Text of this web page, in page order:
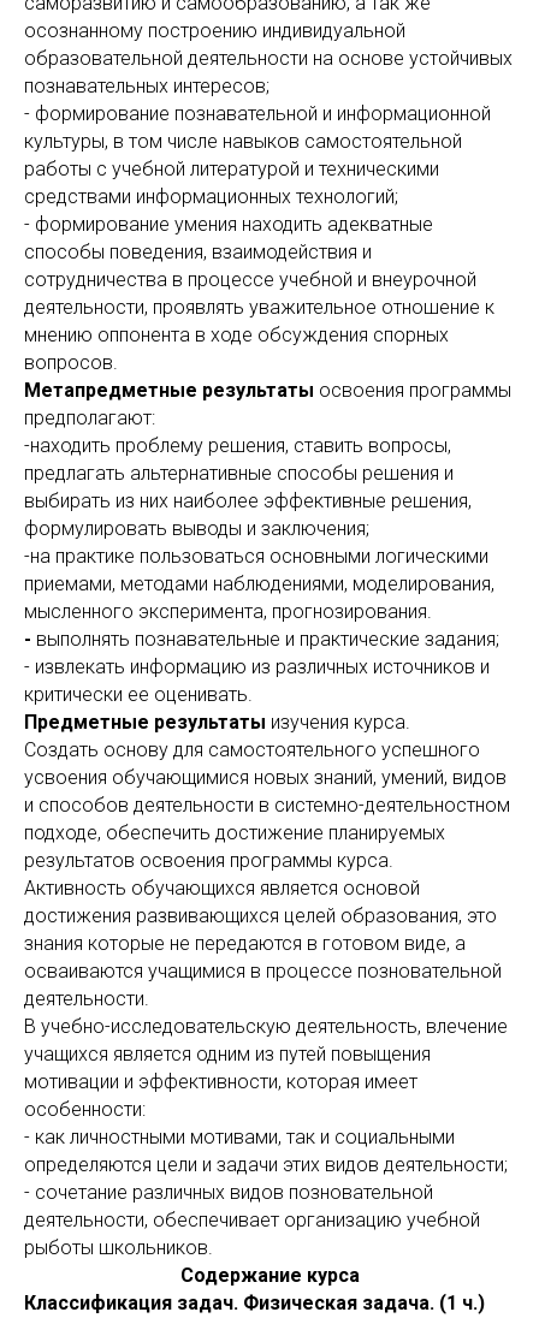
осознанному построению индивидуальной
образовательной деятельности на основе устойчивых
познавательных интересов;
- формирование познавательной и информационной
культуры, в том числе навыков самостоятельной
работы с учебной литературой и техническими
средствами информационных технологий;
- формирование умения находить адекватные
способы поведения, взаимодействия и
сотрудничества в процессе учебной и внеурочной
деятельности, проявлять уважительное отношение к
мнению оппонента в ходе обсуждения спорных
вопросов.
Метапредметные результаты освоения программы
предполагают:
-находить проблему решения, ставить вопросы,
предлагать альтернативные способы решения и
выбирать из них наиболее эффективные решения,
формулировать выводы и заключения;
-на практике пользоваться основными логическими
приемами, методами наблюдениями, моделирования,
мысленного эксперимента, прогнозирования.
- выполнять познавательные и практические задания;
- извлекать информацию из различных источников и
критически ее оценивать.
Предметные результаты изучения курса.
Создать основу для самостоятельного успешного
усвоения обучающимися новых знаний, умений, видов
и способов деятельности в системно-деятельностном
подходе, обеспечить достижение планируемых
результатов освоения программы курса.
Активность обучающихся является основой
достижения развивающихся целей образования, это
знания которые не передаются в готовом виде, а
осваиваются учащимися в процессе позновательной
деятельности.
В учебно-исследовательскую деятельность, влечение
учащихся является одним из путей повыщения
мотивации и эффективности, которая имеет
особенности:
- как личностными мотивами, так и социальными
определяются цели и задачи этих видов деятельности;
- сочетание различных видов позновательной
деятельности, обеспечивает организацию учебной
рыботы школьников.
Содержание курса
Классификация задач. Физическая задача. (1 ч.)